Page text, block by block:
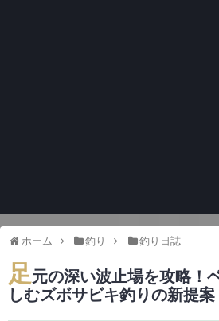
ホーム 釣り 釣り日誌
足元の深い波止場を攻略！
しむズボサビキ釣りの新提案